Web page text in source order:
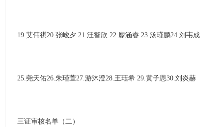
19.艾伟祺20.张峻夕 21.汪智欣 22.廖涵睿 23.汤瑾鹏24.刘韦成
25.尧天佑26.朱瑾萱27.游沐澄28.王珏希 29.黄子恩30.刘炎赫
三证审核名单（二）